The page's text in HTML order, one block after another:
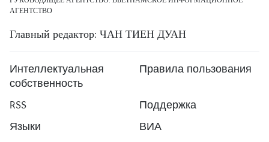
АГЕНТСТВО
Главный редактор: ЧАН ТИЕН ДУАН
Интеллектуальная
собственность
Правила пользования
RSS
Поддержка
Языки
ВИА